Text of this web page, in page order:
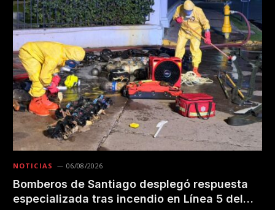
NOTICIAS 06/08/2026
Bomberos de Santiago desplegó respuesta
especializada tras incendio en Línea 5 del